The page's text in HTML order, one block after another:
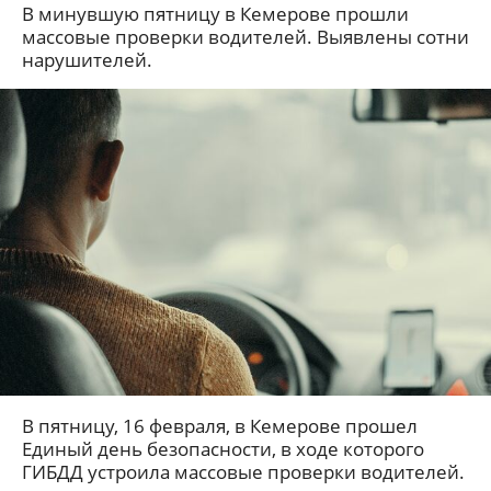
В минувшую пятницу в Кемерове прошли
массовые проверки водителей. Выявлены сотни
нарушителей.
В пятницу, 16 февраля, в Кемерове прошел
Единый день безопасности, в ходе которого
ГИБДД устроила массовые проверки водителей.